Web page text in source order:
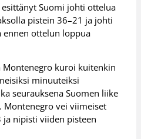
Suomi johti ottelua
pistein 36–21 ja johti
ennen ottelun loppua
Montenegro kuroi kuitenkin
minuuteiksi
seurauksena Suomen liike
Montenegro vei viimeiset
nipisti viiden pisteen